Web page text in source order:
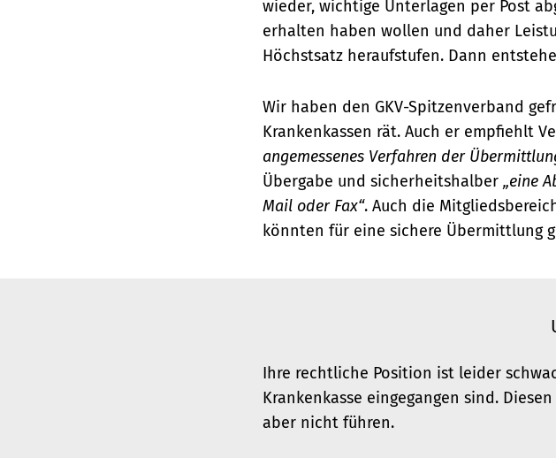
wieder, wichtige Unterlagen per Post
erhalten haben wollen und daher
Höchstsatz heraufstufen. Dann
Wir haben den GKV-Spitzenverband
Krankenkassen rät. Auch er empfiehlt
angemessenes Verfahren der
Übergabe und sicherheitshalber „eine
Mail oder Fax“. Auch die
könnten für eine sichere Übermittlung
Ihre rechtliche Position ist leider
Krankenkasse eingegangen sind.
aber nicht führen.